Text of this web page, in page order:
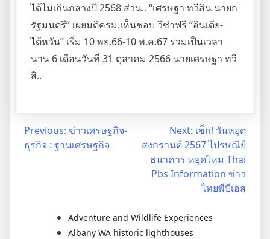
ได้ไม่เกินกลางปี 2568 ส่วน.. “เศรษฐา ทวีสิน นายก
รัฐมนตรี” เผยมติครม.เห็นชอบ วีซ่าฟรี “อินเดีย-
ไต้หวัน” เริ่ม 10 พย.66-10 พ.ค.67 รวมเป็นเวลา
นาน 6 เดือนวันที่ 31 ตุลาคม 2566 นายเศรษฐา ทวี
สิ..
Post
navigation
Previous: ข่าวเศรษฐกิจ-
ธุรกิจ : ฐานเศรษฐกิจ
Next: เช็ก! วันหยุด
สงกรานต์ 2567 ไปรษณีย์
ธนาคาร หยุดไหม Thai
Pbs Information ข่าว
ไทยพีบีเอส
Adventure and Wildlife Experiences
Albany WA historic lighthouses